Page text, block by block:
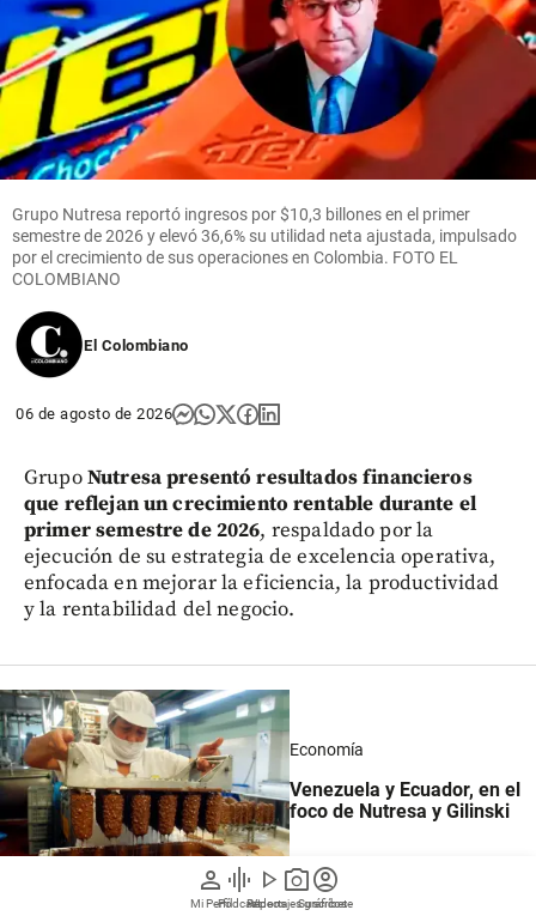
person
Mi Perfil
graphic_eq
Pódcast
play_arrow
Videos
photo_camera
Reportajes gráficos
account_circle
Suscríbete
Grupo Nutresa reportó ingresos por $10,3 billones en el primer
semestre de 2026 y elevó 36,6% su utilidad neta ajustada, impulsado
por el crecimiento de sus operaciones en Colombia. FOTO EL
COLOMBIANO
El Colombiano
06 de agosto de 2026
GrupoNutresa presentó resultados financieros
que reflejan un crecimiento rentable durante el
primer semestre de 2026, respaldado por la
ejecución de su estrategia de excelencia operativa,
enfocada en mejorar la eficiencia, la productividad
y la rentabilidad del negocio.
Economía
Venezuela y Ecuador, en el
foco de Nutresa y Gilinski